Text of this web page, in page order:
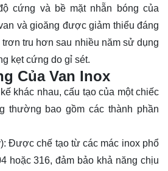
cứng và bề mặt nhẵn bóng của
và gioăng được giảm thiểu đáng
trơn tru hơn sau nhiều năm sử dụng
kẹt cứng do gỉ sét.
Của Van Inox
khác nhau, cấu tạo của một chiếc
thường bao gồm các thành phần
Được chế tạo từ các mác inox phổ
hoặc 316, đảm bảo khả năng chịu